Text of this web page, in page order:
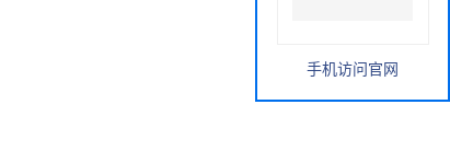
手机访问官网